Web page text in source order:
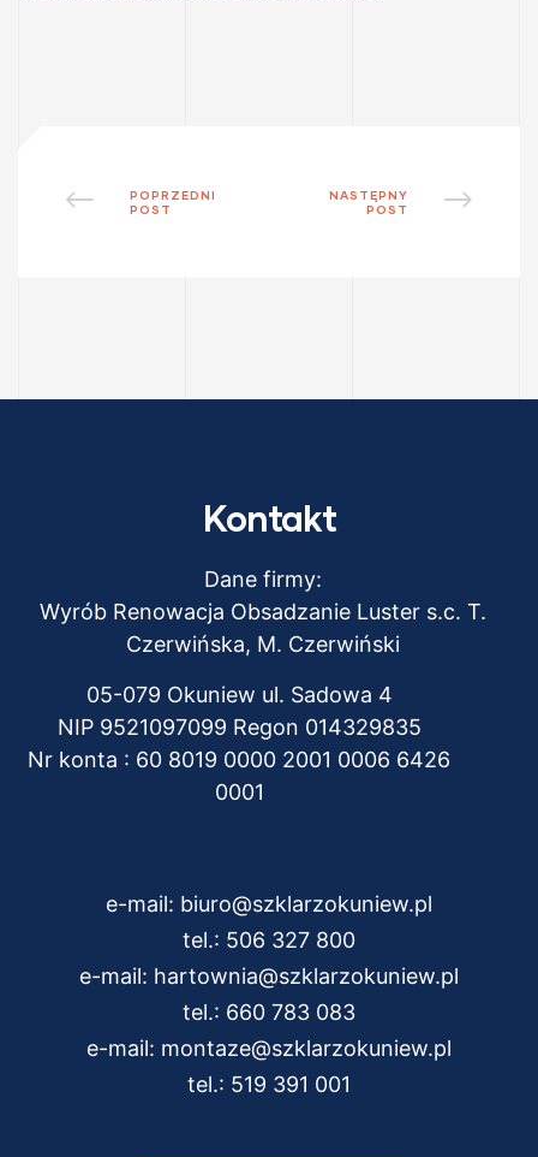
POPRZEDNI
POST
NASTĘPNY
POST
Kontakt
Dane firmy:
Wyrób Renowacja Obsadzanie Luster s.c. T.
Czerwińska, M. Czerwiński
05-079 Okuniew ul. Sadowa 4
NIP 9521097099 Regon 014329835
Nr konta : 60 8019 0000 2001 0006 6426
0001
e-mail: biuro@szklarzokuniew.pl
tel.: 506 327 800
e-mail: hartownia@szklarzokuniew.pl
tel.: 660 783 083
e-mail: montaze@szklarzokuniew.pl
tel.: 519 391 001